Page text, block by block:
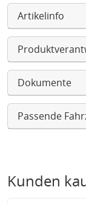
Artikelinfo
Dokumente
Passende
Kunden